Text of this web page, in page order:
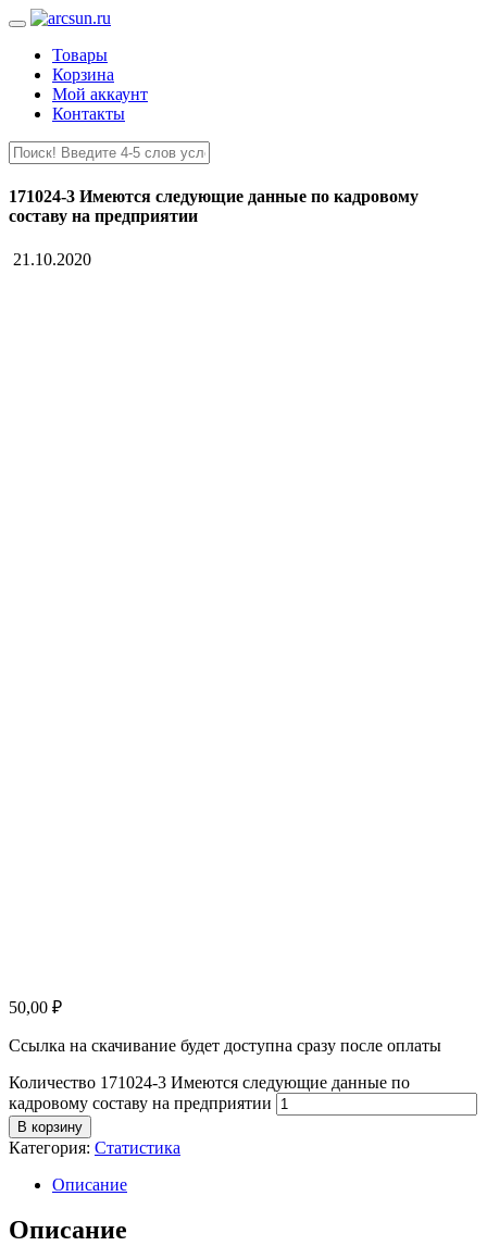
Товары
Корзина
Мой аккаунт
Контакты
171024-3 Имеются следующие данные по кадровому
составу на предприятии
21.10.2020
50,00 ₽
Ссылка на скачивание будет доступна сразу после оплаты
Количество 171024-3 Имеются следующие данные по
кадровому составу на предприятии
В корзину
Категория: Статистика
Описание
Описание